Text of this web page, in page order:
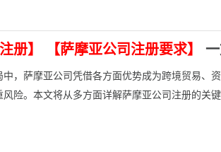
册】 【萨摩亚公司注册要求】
，萨摩亚公司凭借各方面优势成为跨境贸易、
险。本文将从多方面详解萨摩亚公司注册的关